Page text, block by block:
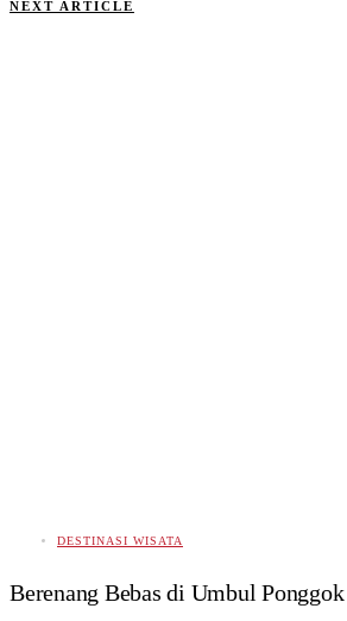
NEXT ARTICLE
DESTINASI WISATA
Berenang Bebas di Umbul